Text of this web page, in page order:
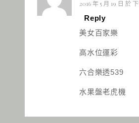
2016 年 5 月 19 日 於 下
Reply
美女百家樂
高水位運彩
六合樂透539
水果盤老虎機